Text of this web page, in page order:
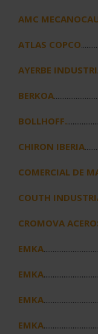
AMC
ATLAS COPCO
AYERBE
BERKOA
BOLLHOFF.
CHIRON IBERIA
COMERCIAL DE
COUTH
CROMOVA
EMKA
EMKA
EMKA
EMKA